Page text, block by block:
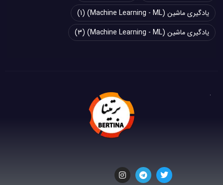
یادگیری ماشین (Machine Learning - ML)
(1)
یادگیری ماشین (Machine Learning - ML)
(3)